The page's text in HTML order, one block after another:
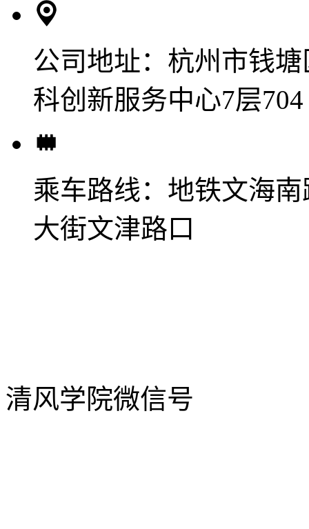
公司地址： 杭州市钱
科创新服务中心7层704
乘车路线： 地铁文海
大街文津路口
清风学院微信号